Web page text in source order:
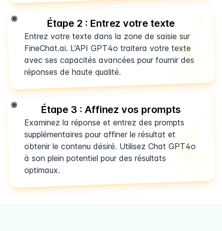
Étape 2 : Entrez votre texte
Entrez votre texte dans la zone de saisie sur
FineChat.ai. L'API GPT4o traitera votre texte
avec ses capacités avancées pour fournir des
réponses de haute qualité.
Étape 3 : Affinez vos prompts
Examinez la réponse et entrez des prompts
supplémentaires pour affiner le résultat et
obtenir le contenu désiré. Utilisez Chat GPT4o
à son plein potentiel pour des résultats
optimaux.